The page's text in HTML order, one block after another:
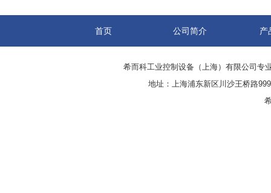
首页 公司简介 产
希而科工业控制设备（上海）有限公司专
地址：上海浦东新区川沙王桥路